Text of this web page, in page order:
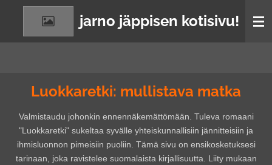
pääsisältöön
jarno jäppisen kotisivu!
Luokkaretki: mullistava matka
Valmistaudu johonkin ennennäkemättömään. Tuleva romaani
"Luokkaretki" sukeltaa syvälle yhteiskunnallisiin jännitteisiin ja
ihmisluonnon pimeisiin puoliin. Tämä sivu on ensikosketuksesi
tarinaan, joka ravistelee suomalaista kirjallisuutta. Liity mukaan